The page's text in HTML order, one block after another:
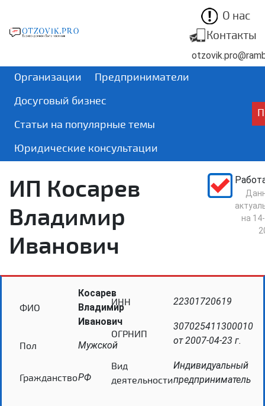
О нас
Контакты
Организации
Предприниматели
Досуговый бизнес
Статьи на популярные темы
Юридические консультации
ИП Косарев
Владимир
Иванович
на
ФИО
Косарев
Владимир
Иванович
Пол Мужской
ГражданствоРФ
ИНН 22301720619
ОГРНИП
307025411300010
от 2007-04-23 г.
Вид
деятельности
Индивидуальный
предприниматель